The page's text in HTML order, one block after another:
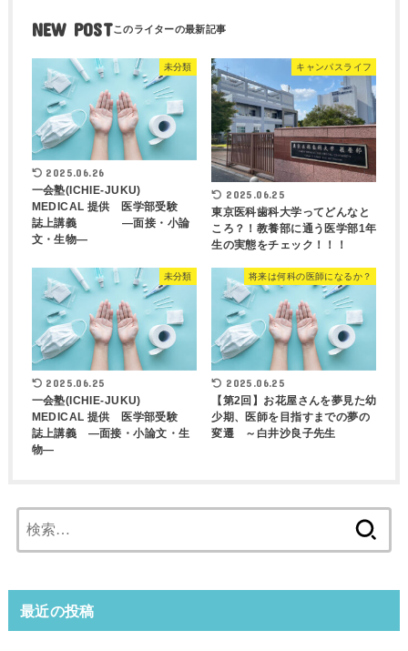
NEW POST
未分類
2025.06.26
一会塾(ICHIE-JUKU)
MEDICAL 提供 医学部受験
誌上講義 ―面接・小論
文・生物―
キャンパスライフ
2025.06.25
東京医科歯科大学ってどんなと
ころ？！教養部に通う医学部1年
生の実態をチェック！！！
未分類
2025.06.25
一会塾(ICHIE-JUKU)
MEDICAL 提供 医学部受験
誌上講義 ―面接・小論文・生
物―
将来は何科の医師になるか？
2025.06.25
【第2回】お花屋さんを夢見た幼
少期、医師を目指すまでの夢の
変遷 ～白井沙良子先生
索:
最近の投稿